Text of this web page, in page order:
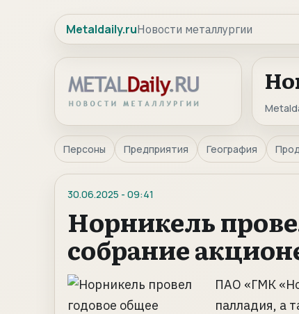
Metaldaily.ruНовости металлургии
Персоны Предприятия География
30.06.2025 - 09:41
Норникель
собрание
ПАО «ГМК
палладия, а